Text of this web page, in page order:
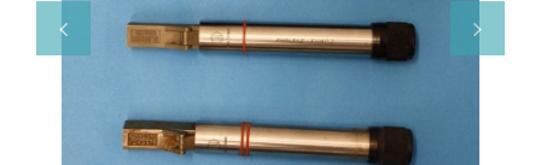
Cuff (ca. 1745)
Dollond, ‘Jones’ most improved type’ (1800-